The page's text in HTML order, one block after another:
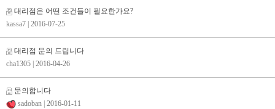
대리점은 어떤 조건들이 필요한가요?
kassa7 | 2016-07-25
대리점 문의 드립니다
cha1305 | 2016-04-26
문의합니다
sadoban | 2016-01-11